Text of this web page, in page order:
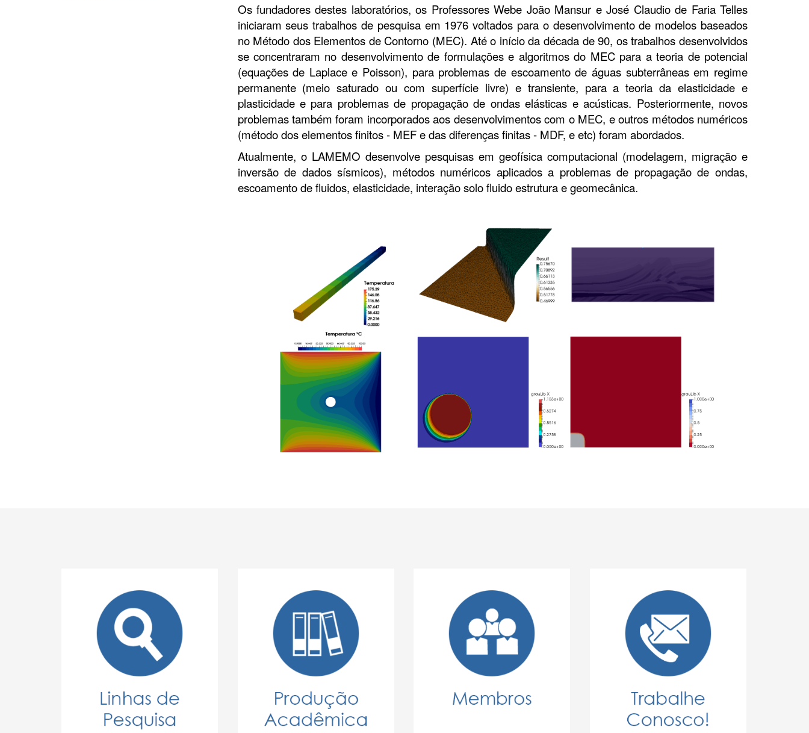
Os fundadores destes laboratórios, os Professores Webe João Mansur e José Claudio de Faria Telles
iniciaram seus trabalhos de pesquisa em 1976 voltados para o desenvolvimento de modelos baseados
no Método dos Elementos de Contorno (MEC). Até o início da década de 90, os trabalhos desenvolvidos
se concentraram no desenvolvimento de formulações e algoritmos do MEC para a teoria de potencial
(equações de Laplace e Poisson), para problemas de escoamento de águas subterrâneas em regime
permanente (meio saturado ou com superfície livre) e transiente, para a teoria da elasticidade e
plasticidade e para problemas de propagação de ondas elásticas e acústicas. Posteriormente, novos
problemas também foram incorporados aos desenvolvimentos com o MEC, e outros métodos numéricos
(método dos elementos finitos - MEF e das diferenças finitas - MDF, e etc) foram abordados.
Atualmente, o LAMEMO desenvolve pesquisas em geofísica computacional (modelagem, migração e
inversão de dados sísmicos), métodos numéricos aplicados a problemas de propagação de ondas,
escoamento de fluidos, elasticidade, interação solo fluido estrutura e geomecânica.